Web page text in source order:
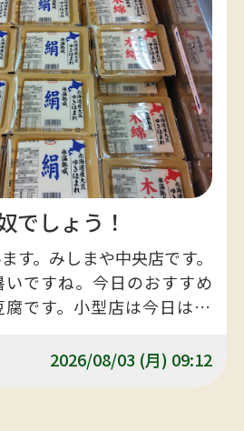
でしょう！
す。みしまや中央店です。
いですね。今日のおすすめ
です。小型店は今日は10
2026/08/03 (月) 09:12